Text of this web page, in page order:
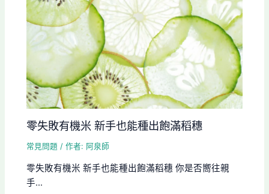
零失敗有機米 新手也能種出飽滿稻穗
常見問題 / 作者: 阿泉師
零失敗有機米 新手也能種出飽滿稻穗 你是否嚮往親
手...